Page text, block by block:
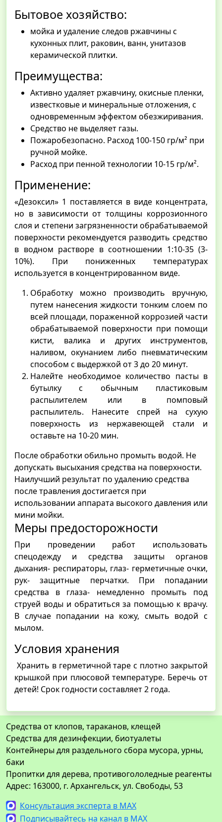
Бытовое хозяйство:
мойка и удаление следов ржавчины с
кухонных плит, раковин, ванн, унитазов
керамической плитки.
Преимущества:
Активно удаляет ржавчину, окисные пленки,
известковые и минеральные отложения, с
одновременным эффектом обезжиривания.
Средство не выделяет газы.
Пожаробезопасно. Расход 100-150 гр/м² при
ручной мойке.
Расход при пенной технологии 10-15 гр/м².
Применение:
«Дезоксил» 1 поставляется в виде концентрата,
но в зависимости от толщины коррозионного
слоя и степени загрязненности обрабатываемой
поверхности рекомендуется разводить средство
в водном растворе в соотношении 1:10-35 (3-
10%). При пониженных температурах
используется в концентрированном виде.
Обработку можно производить вручную,
путем нанесения жидкости тонким слоем по
всей площади, пораженной коррозией части
обрабатываемой поверхности при помощи
кисти, валика и других инструментов,
наливом, окунанием либо пневматическим
способом с выдержкой от 3 до 20 минут.
Налейте необходимое количество пасты в
бутылку с обычным пластиковым
распылителем или в помповый
распылитель. Нанесите спрей на сухую
поверхность из нержавеющей стали и
оставьте на 10-20 мин.
После обработки обильно промыть водой. Не
допускать высыхания средства на поверхности.
Наилучший результат по удалению средства
после травления достигается при
использовании аппарата высокого давления или
мини мойки.
Меры предосторожности
При проведении работ использовать
спецодежду и средства защиты органов
дыхания- респираторы, глаз- герметичные очки,
рук- защитные перчатки. При попадании
средства в глаза- немедленно промыть под
струей воды и обратиться за помощью к врачу.
В случае попадании на кожу, смыть водой с
мылом.
Условия хранения
Хранить в герметичной таре с плотно закрытой
крышкой при плюсовой температуре. Беречь от
детей! Срок годности составляет 2 года.
Средства от клопов, тараканов, клещей
Средства для дезинфекции, биотуалеты
Контейнеры для раздельного сбора мусора, урны,
баки
Пропитки для дерева, противогололедные реагенты
Адрес: 163000, г. Архангельск, ул. Свободы, 53
Консультация эксперта в MAX
Подписывайтесь на канал в MAX